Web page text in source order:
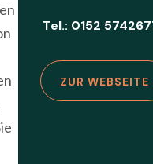
Tel.: 0152
ZUR WEBSEITE